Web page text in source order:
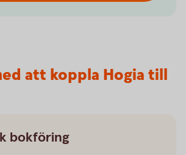
att koppla Hogia till
bokföring